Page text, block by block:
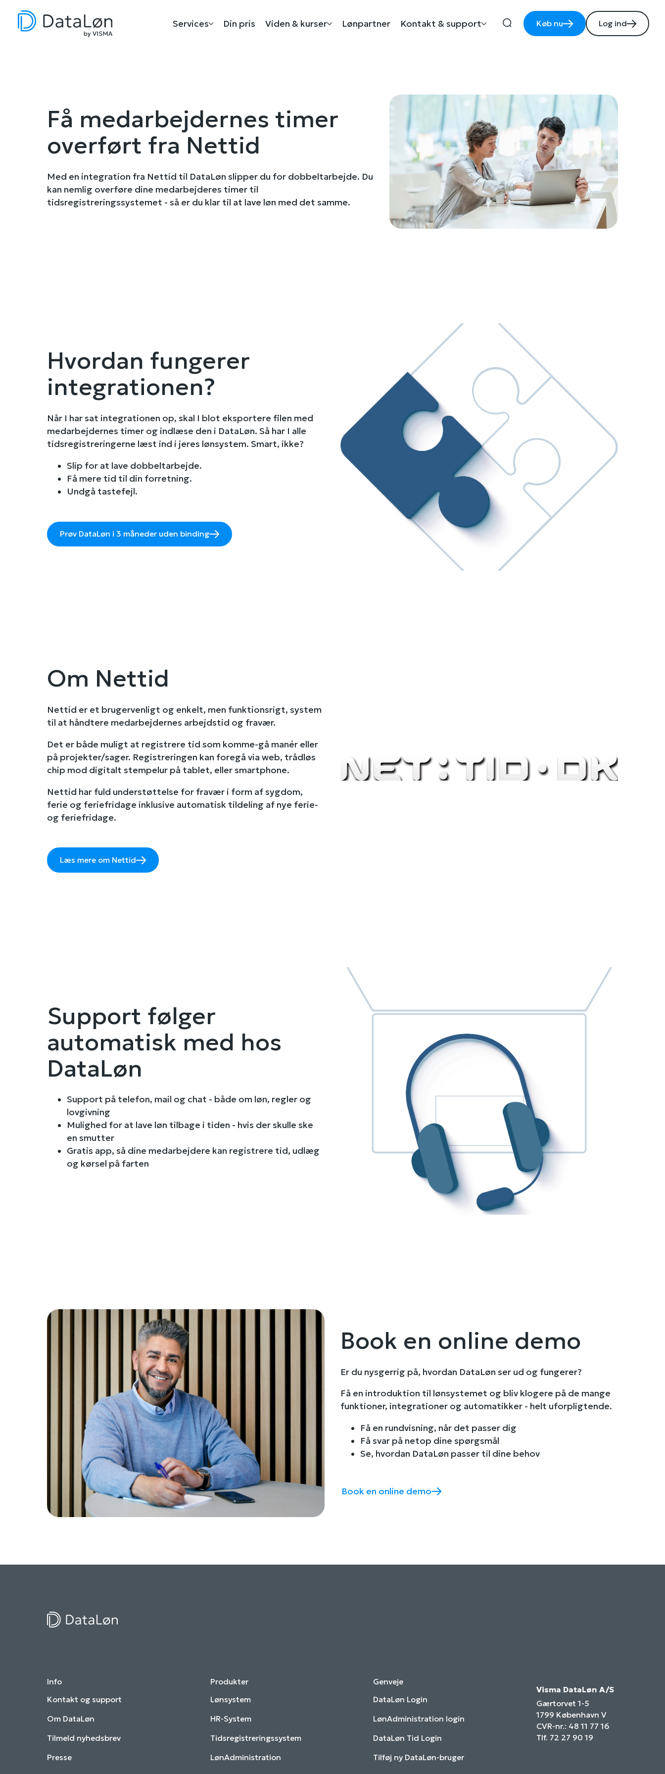
Services Din pris Viden & kurser Lønpartner Kontakt & support Køb nu Log ind
Få medarbejdernes timer
overført fra Nettid
Med en integration fra Nettid til DataLøn slipper du for dobbeltarbejde. Du
kan nemlig overføre dine medarbejderes timer til
tidsregistreringssystemet - så er du klar til at lave løn med det samme.
Hvordan fungerer
integrationen?
Når I har sat integrationen op, skal I blot eksportere filen med
medarbejdernes timer og indlæse den i DataLøn. Så har I alle
tidsregistreringerne læst ind i jeres lønsystem. Smart, ikke?
Slip for at lave dobbeltarbejde.
Få mere tid til din forretning.
Undgå tastefejl.
Prøv DataLøn i 3 måneder uden binding
Om Nettid
Nettid er et brugervenligt og enkelt, men funktionsrigt, system
til at håndtere medarbejdernes arbejdstid og fravær.
Det er både muligt at registrere tid som komme-gå manér eller
på projekter/sager. Registreringen kan foregå via web, trådløs
chip mod digitalt stempelur på tablet, eller smartphone.
Nettid har fuld understøttelse for fravær i form af sygdom,
ferie og feriefridage inklusive automatisk tildeling af nye ferie-
og feriefridage.
Læs mere om Nettid
Support følger
automatisk med hos
DataLøn
Support på telefon, mail og chat - både om løn, regler og
lovgivning
Mulighed for at lave løn tilbage i tiden - hvis der skulle ske
en smutter
Gratis app, så dine medarbejdere kan registrere tid, udlæg
og kørsel på farten
Book en online demo
Er du nysgerrig på, hvordan DataLøn ser ud og fungerer?
Få en introduktion til lønsystemet og bliv klogere på de mange
funktioner, integrationer og automatikker - helt uforpligtende.
Få en rundvisning, når det passer dig
Få svar på netop dine spørgsmål
Se, hvordan DataLøn passer til dine behov
Book en online demo
Info
Kontakt og support
Om DataLøn
Tilmeld nyhedsbrev
Presse
Produkter
Lønsystem
HR-System
Tidsregistreringssystem
LønAdministration
Genveje
DataLøn Login
LønAdministration login
DataLøn Tid Login
Tilføj ny DataLøn-bruger
Visma DataLøn A/S
Gærtorvet 1-5
1799 København V
CVR-nr.: 48 11 77 16
Tlf. 72 27 90 19